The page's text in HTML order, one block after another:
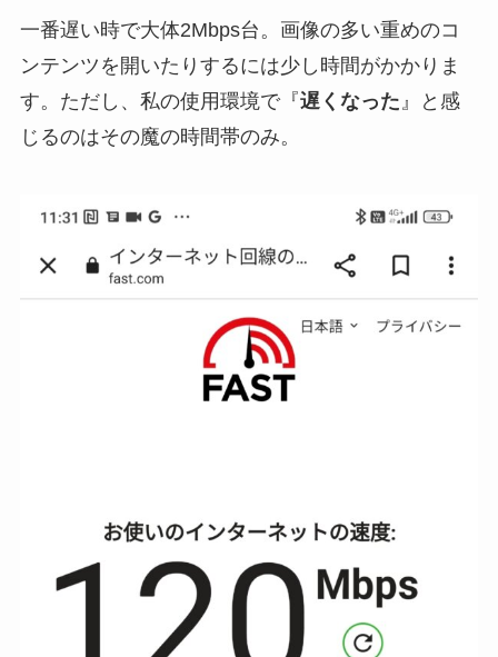
一番遅い時で大体2Mbps台。画像の多い重めのコ
ンテンツを開いたりするには少し時間がかかりま
す。ただし、私の使用環境で『遅くなった 』と感
じるのはその魔の時間帯のみ。